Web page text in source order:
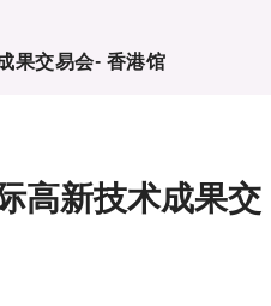
果交易会- 香港馆
高新技术成果交